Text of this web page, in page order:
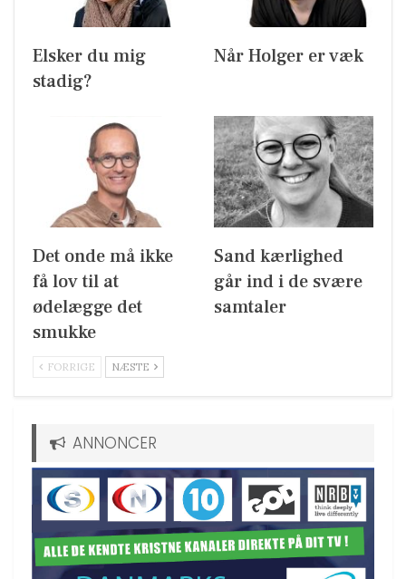
Elsker du mig
stadig?
Når Holger er væk
Det onde må ikke
få lov til at
ødelægge det
smukke
Sand kærlighed
går ind i de svære
samtaler
FORRIGE NÆSTE
ANNONCER